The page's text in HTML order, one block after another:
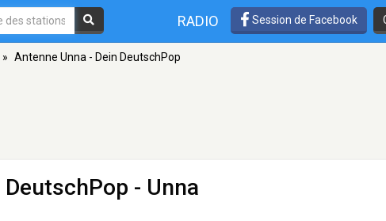
RADIO Session de Facebook
» Antenne Unna - Dein DeutschPop
- Unna